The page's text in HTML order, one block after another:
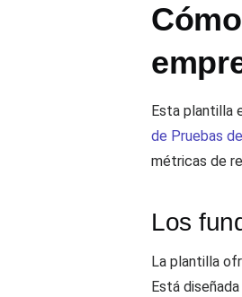
Esta plantilla
de Pruebas
métricas de
Los
La plantilla
Está